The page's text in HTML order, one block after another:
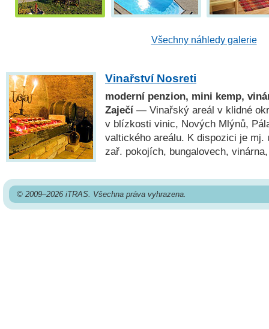
Všechny náhledy galerie
Vinařství Nosreti
moderní penzion, mini kemp,
Zaječí — Vinařský areál v klidné
v blízkosti vinic, Nových Mlýnů,
valtického areálu. K dispozici je mj.
zař. pokojích, bungalovech,
© 2009–2026 iTRAS. Všechna práva vyhrazena.